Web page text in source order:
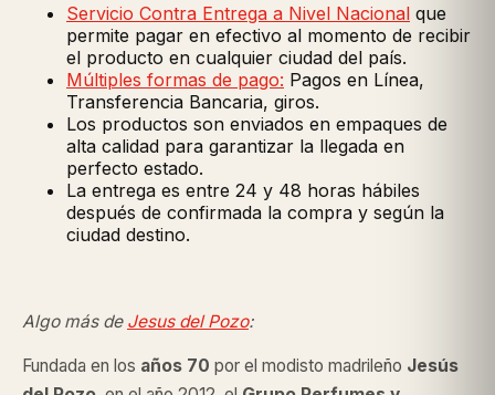
Servicio Contra Entrega a Nivel Nacional que
permite pagar en efectivo al momento de recibir
el producto en cualquier ciudad del país.
Múltiples formas de pago: Pagos en Línea,
Transferencia Bancaria, giros.
Los productos son enviados en empaques de
alta calidad para garantizar la llegada en
perfecto estado.
La entrega es entre 24 y 48 horas hábiles
después de confirmada la compra y según la
ciudad destino.
Algo más de Jesus del Pozo:
Fundada en los años 70 por el modisto madrileño Jesús